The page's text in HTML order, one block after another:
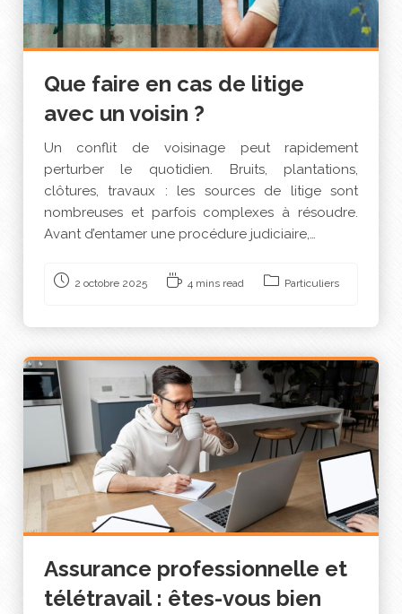
Que faire en cas de litige
avec un voisin ?
Un conflit de voisinage peut rapidement
perturber le quotidien. Bruits, plantations,
clôtures, travaux : les sources de litige sont
nombreuses et parfois complexes à résoudre.
Avant d’entamer une procédure judiciaire,…
2 octobre 2025 4 mins read Particuliers
Assurance professionnelle et
télétravail : êtes-vous bien